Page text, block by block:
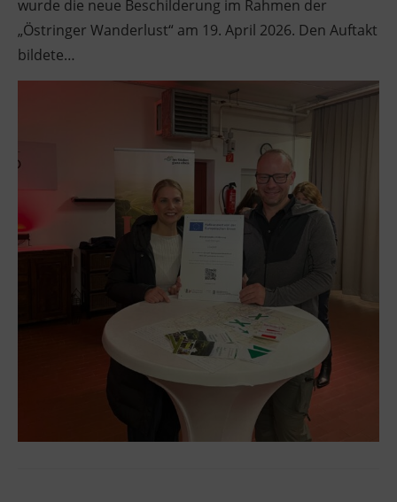
wurde die neue Beschilderung im Rahmen der
„Östringer Wanderlust“ am 19. April 2026. Den Auftakt
bildete…